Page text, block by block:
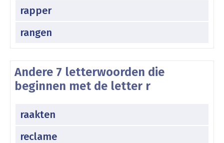
rapper
rangen
Andere 7 letterwoorden die
beginnen met de letter r
raakten
reclame